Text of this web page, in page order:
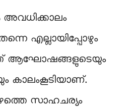
അവധിക്കാലം
എല്ലായിപ്പോഴും
ഇത്‌ ആഘോഷങ്ങളുടെയും
കാലംകൂടിയാണ്.
സാഹചര്യം